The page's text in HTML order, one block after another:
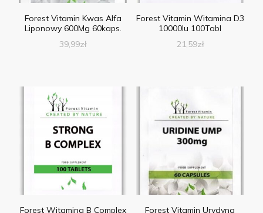
Forest Vitamin Kwas Alfa
Liponowy 600Mg 60kaps.
39,99zł
Forest Vitamin Witamina D3
10000Iu 100Tabl
21,59zł
Forest Witamina B Complex
Forest Vitamin Urydyna